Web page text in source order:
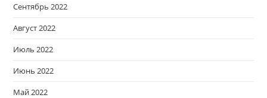
Сентябрь 2022
Август 2022
Июль 2022
Июнь 2022
Май 2022